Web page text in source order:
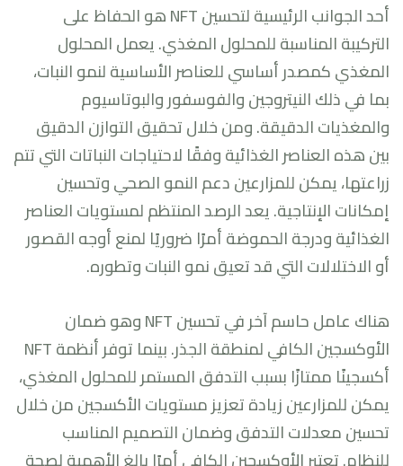
أحد الجوانب الرئيسية لتحسين NFT هو الحفاظ على
التركيبة المناسبة للمحلول المغذي. يعمل المحلول
المغذي كمصدر أساسي للعناصر الأساسية لنمو النبات،
بما في ذلك النيتروجين والفوسفور والبوتاسيوم
والمغذيات الدقيقة. ومن خلال تحقيق التوازن الدقيق
بين هذه العناصر الغذائية وفقًا لاحتياجات النباتات التي تتم
زراعتها، يمكن للمزارعين دعم النمو الصحي وتحسين
إمكانات الإنتاجية. يعد الرصد المنتظم لمستويات العناصر
الغذائية ودرجة الحموضة أمرًا ضروريًا لمنع أوجه القصور
أو الاختلالات التي قد تعيق نمو النبات وتطوره.
هناك عامل حاسم آخر في تحسين NFT وهو ضمان
الأوكسجين الكافي لمنطقة الجذر. بينما توفر أنظمة NFT
أكسجينًا ممتازًا بسبب التدفق المستمر للمحلول المغذي،
يمكن للمزارعين زيادة تعزيز مستويات الأكسجين من خلال
تحسين معدلات التدفق وضمان التصميم المناسب